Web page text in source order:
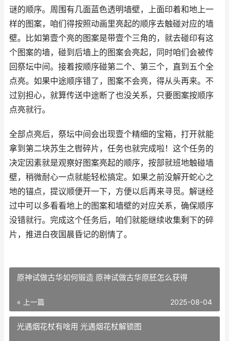
谜的顺序。周围有几面蓝色透明墙壁，上面印着和地上一
样的图案，咱们得按照动画里亮起的顺序去触碰对应的墙
壁。比如第壹个亮的图案是带壹个三角的，就去碰印有这
个图案的墙，碰到后墙上的图案会亮起，同时咱们会被传
回祭坛中间。接着按顺序碰第二个、第三个，直到五个全
点亮。如果中途顺序错了，图案不会亮，得从头再来。不
过别担心，就算传送中途断了也没关系，只要图案按顺序
点亮就行。
全部点亮后，祭坛中间会出现壹个精细的宝箱，打开就能
拿到第二块苏生之辔碎片，任务也就完成啦！这个任务的
决定因素就是观察好图案亮起的顺序，按部就班地触碰墙
壁，稍微耐心一点就能轻松搞定。如果之前没解开蛇心之
地的锚点，提议顺便开一下，方便以后再来寻觅。解谜经
过中可以多看看地上的图案和墙壁的对应关系，确保顺序
没错就行。完成这个任务后，咱们就能继续收集剩下的碎
片，推进白夜国晨昏记的剧情了。
原神试做古华如何锻造 原神试做古华原胚怎么获得
« 上一篇 2025-08-04
光遇烟花杖有啥用 光遇烟花杖解锁图